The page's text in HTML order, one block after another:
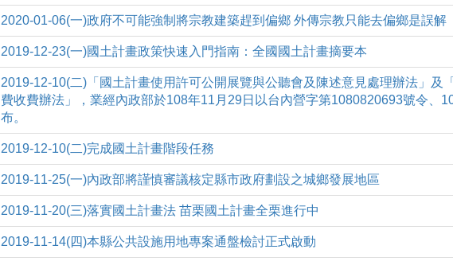
2020-01-06(一)政府不可能強制將宗教建築趕到偏鄉 外傳宗教只能去偏鄉是誤解
2019-12-23(一)國土計畫政策快速入門指南：全國國土計畫摘要本
2019-12-10(二)「國土計畫使用許可公開展覽與公聽會及陳述意見處理辦法」及
費收費辦法」，業經內政部於108年11月29日以台內營字第1080820693號令、
布。
2019-12-10(二)完成國土計畫階段任務
2019-11-25(一)內政部將謹慎審議核定縣市政府劃設之城鄉發展地區
2019-11-20(三)落實國土計畫法 苗栗國土計畫全栗進行中
2019-11-14(四)本縣公共設施用地專案通盤檢討正式啟動